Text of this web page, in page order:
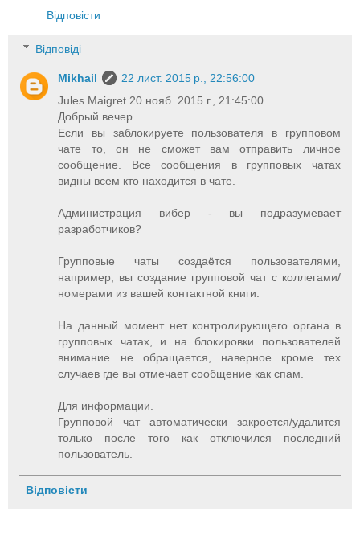
Відповісти
Відповіді
Mikhail
22 лист. 2015 р., 22:56:00
Jules Maigret 20 нояб. 2015 г., 21:45:00
Добрый вечер.
Если вы заблокируете пользователя в групповом
чате то, он не сможет вам отправить личное
сообщение. Все сообщения в групповых чатах
видны всем кто находится в чате.
Администрация вибер - вы подразумевает
разработчиков?
Групповые чаты создаётся пользователями,
например, вы создание групповой чат с коллегами/
номерами из вашей контактной книги.
На данный момент нет контролирующего органа в
групповых чатах, и на блокировки пользователей
внимание не обращается, наверное кроме тех
случаев где вы отмечает сообщение как спам.
Для информации.
Групповой чат автоматически закроется/удалится
только после того как отключился последний
пользователь.
Відповісти